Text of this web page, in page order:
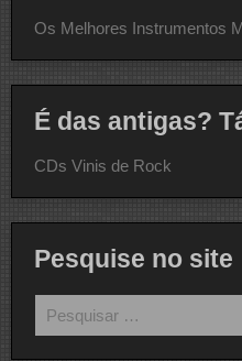
Os Melhores Instrumentos
É das antigas?
CDs Vinis de Rock
Pesquise no site
por: